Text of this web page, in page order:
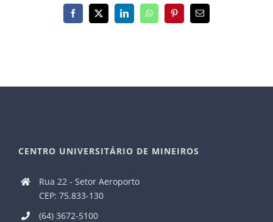
Facebook
X LinkedInWhatsAppPinterest
E-
mail
CENTRO UNIVERSITÁRIO DE MINEIROS
Rua 22 - Setor Aeroporto
CEP: 75.833-130
(64) 3672-5100